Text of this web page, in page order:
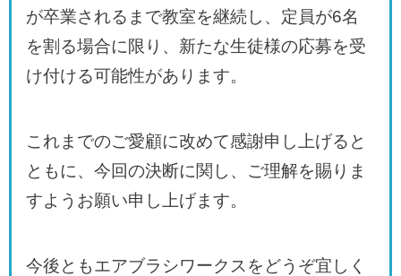
が卒業されるまで教室を継続し、定員が6名
を割る場合に限り、新たな生徒様の応募を受
け付ける可能性があります。
これまでのご愛顧に改めて感謝申し上げると
ともに、今回の決断に関し、ご理解を賜りま
すようお願い申し上げます。
今後ともエアブラシワークスをどうぞ宜しく